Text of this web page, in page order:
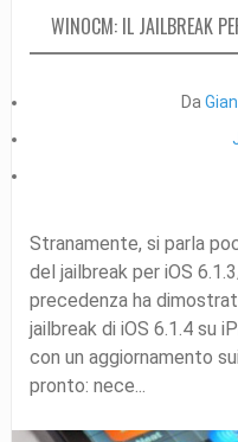
WINOCM: IL JAILBREAK
Da
Stranamente, si parla
del jailbreak per iOS
precedenza ha
jailbreak di iOS 6.1.4 su
con un aggiornamento
pronto: nece...